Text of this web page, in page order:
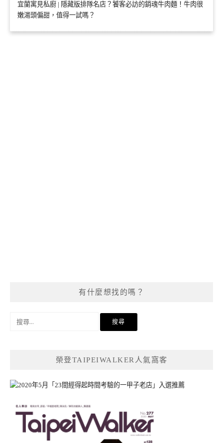
宜蘭寓見私廚 | 隱藏版排隊名店？饕客必訪的銷魂牛肉麵！牛肉很
嫩湯頭偏甜，值得一試嗎？
有什麼想找的嗎？
榮登TAIPEIWALKER人氣窩客